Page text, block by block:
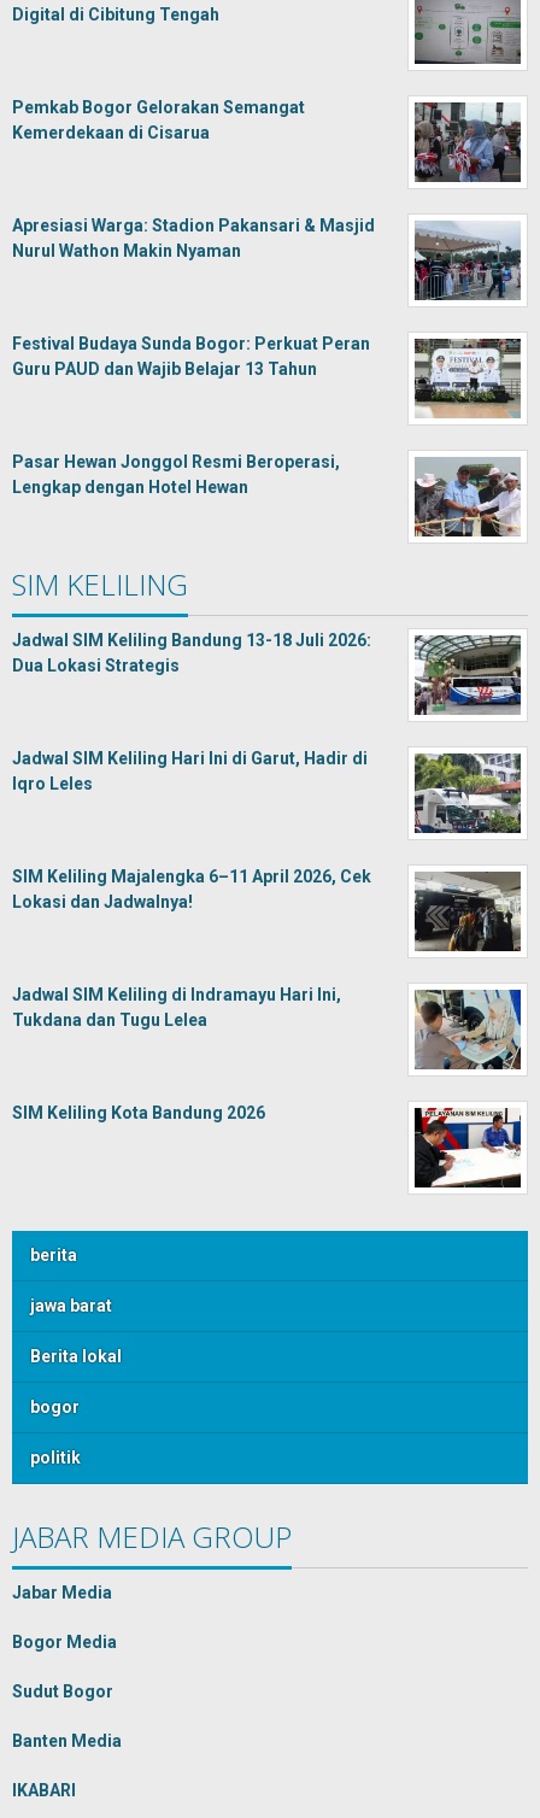
Digital di Cibitung Tengah
Pemkab Bogor Gelorakan Semangat
Kemerdekaan di Cisarua
Apresiasi Warga: Stadion Pakansari & Masjid
Nurul Wathon Makin Nyaman
Festival Budaya Sunda Bogor: Perkuat Peran
Guru PAUD dan Wajib Belajar 13 Tahun
Pasar Hewan Jonggol Resmi Beroperasi,
Lengkap dengan Hotel Hewan
SIM KELILING
Jadwal SIM Keliling Bandung 13-18 Juli 2026:
Dua Lokasi Strategis
Jadwal SIM Keliling Hari Ini di Garut, Hadir di
Iqro Leles
SIM Keliling Majalengka 6–11 April 2026, Cek
Lokasi dan Jadwalnya!
Jadwal SIM Keliling di Indramayu Hari Ini,
Tukdana dan Tugu Lelea
SIM Keliling Kota Bandung 2026
berita
jawa barat
Berita lokal
bogor
politik
JABAR MEDIA GROUP
Jabar Media
Bogor Media
Sudut Bogor
Banten Media
IKABARI